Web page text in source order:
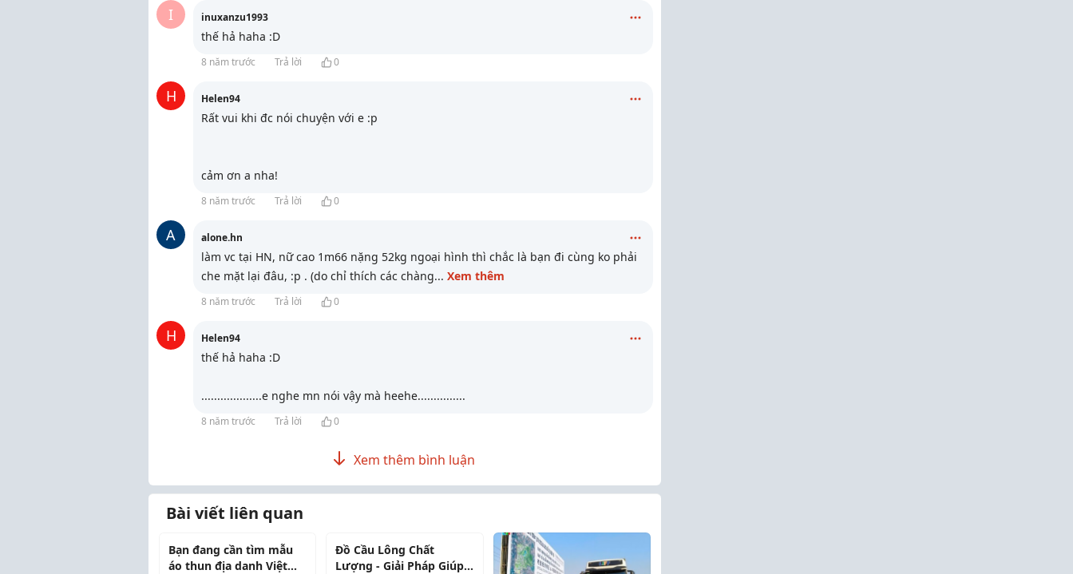
I inuxanzu1993
thế hả haha :D
8 năm trước Trả lời 0
H Helen94
Rất vui khi đc nói chuyện với e :p
cảm ơn a nha!
8 năm trước Trả lời 0
A alone.hn
làm vc tại HN, nữ cao 1m66 nặng 52kg ngoại hình thì chắc là bạn đi cùng ko phải
che mặt lại đâu, :p . (do chỉ thích các chàng... Xem thêm
8 năm trước Trả lời 0
H Helen94
thế hả haha :D
...................e nghe mn nói vậy mà heehe...............
8 năm trước Trả lời 0
Xem thêm bình luận
Bài viết liên quan
Bạn đang cần tìm mẫu
áo thun địa danh Việt
Đồ Cầu Lông Chất
Lượng - Giải Pháp Giúp